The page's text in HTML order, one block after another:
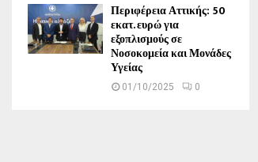
Περιφέρεια Αττικής: 50
εκατ. ευρώ για
εξοπλισμούς σε
Νοσοκομεία και Μονάδες
Υγείας
01/10/2025 0